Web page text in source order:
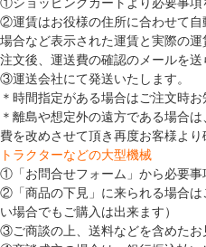
②運賃はお役様の住所に合わせて
場合など表示された運賃と実際の
注文後、運送費の確認のメールを送
③運送会社にて発送いたします。
＊時間指定がある場合はご注文時お
＊離島や想定外の遠方である場合
費を改めさせて頂き再度お客様よ
トラクターなどの大型機械
①「お問合せフォーム」から必要
②「商品の下見」に来られる場合
い場合でもご購入は出来ます）
③ご商談の上、送料などを含めたお